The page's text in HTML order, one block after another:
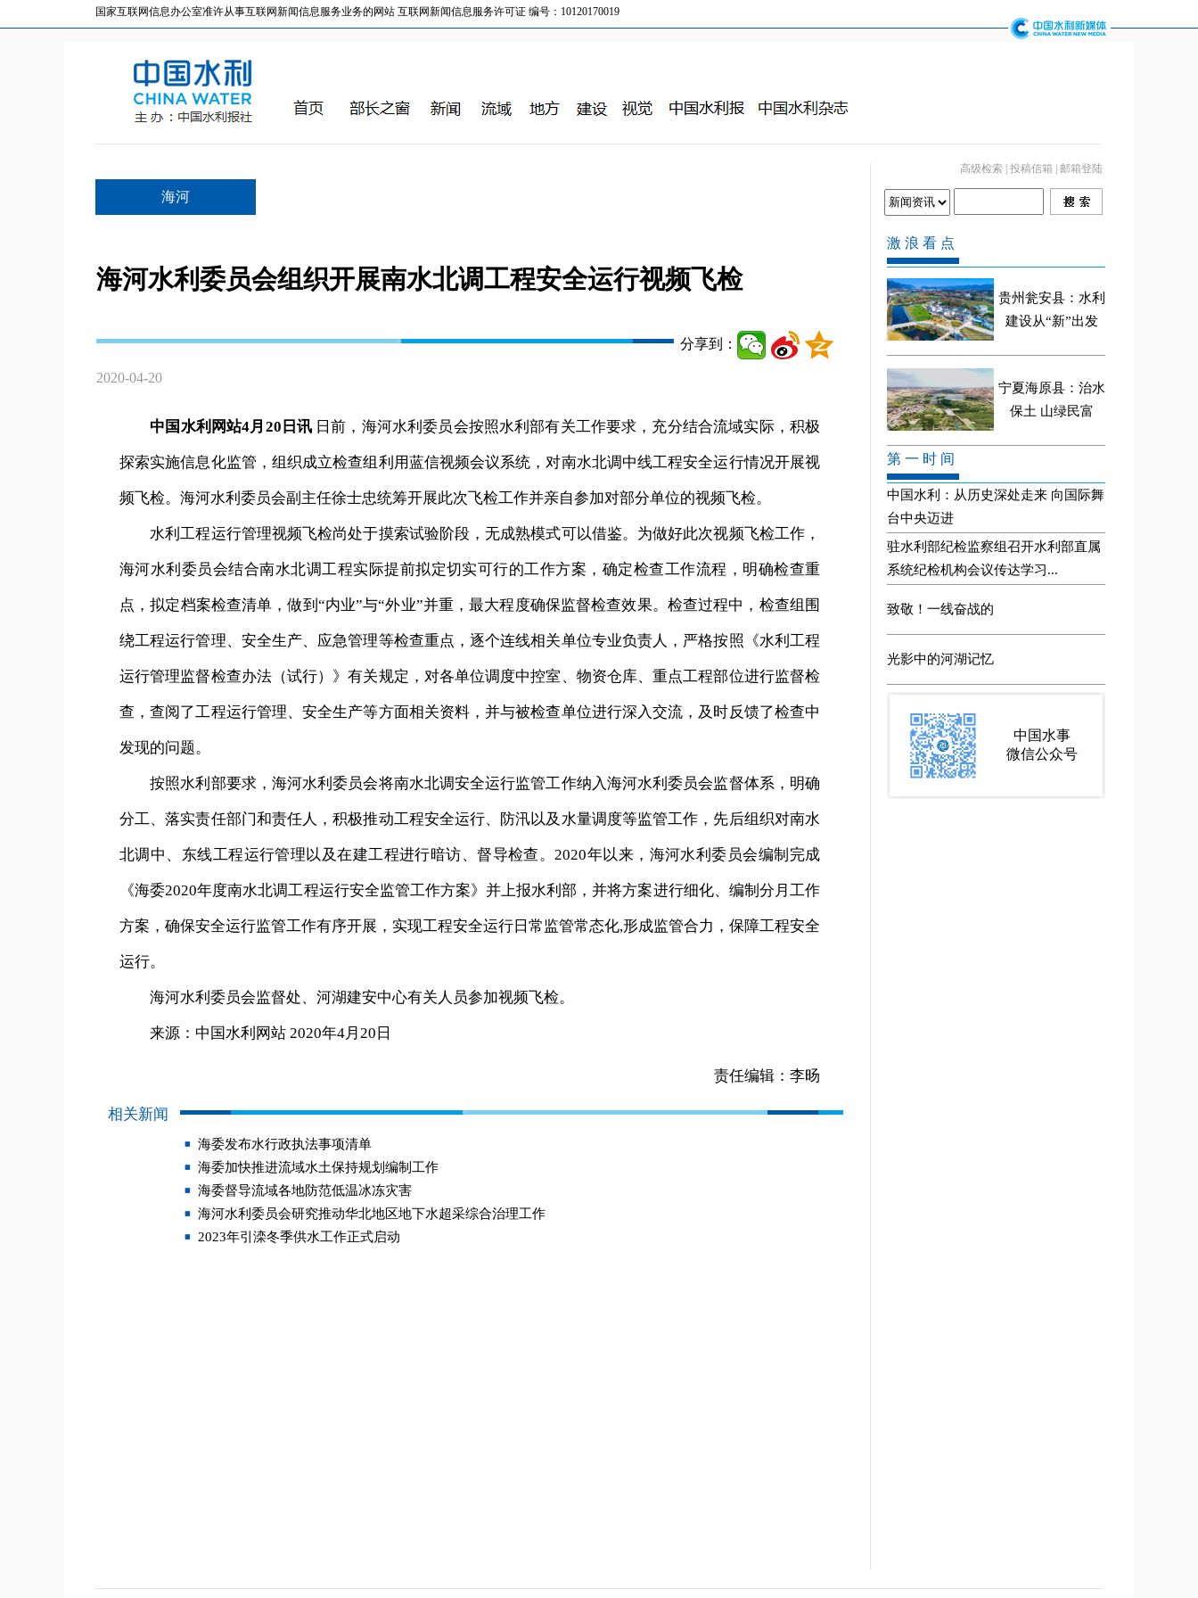
国家互联网信息办公室准许从事互联网新闻信息服务业务的网站 互联网新闻信息服务许可证 编号：10120170019
海河
高级检索 投稿信箱 邮箱登陆
海河水利委员会组织开展南水北调工程安全运行视频飞检
分享到：
2020-04-20
中国水利网站4月20日讯日前，海河水利委员会按照水利部有关工作要求，充分结合流域实际，积极
探索实施信息化监管，组织成立检查组利用蓝信视频会议系统，对南水北调中线工程安全运行情况开展视
频飞检。海河水利委员会副主任徐士忠统筹开展此次飞检工作并亲自参加对部分单位的视频飞检。
水利工程运行管理视频飞检尚处于摸索试验阶段，无成熟模式可以借鉴。为做好此次视频飞检工作，
海河水利委员会结合南水北调工程实际提前拟定切实可行的工作方案，确定检查工作流程，明确检查重
点，拟定档案检查清单，做到“内业”与“外业”并重，最大程度确保监督检查效果。检查过程中，检查组围
绕工程运行管理、安全生产、应急管理等检查重点，逐个连线相关单位专业负责人，严格按照《水利工程
运行管理监督检查办法（试行）》有关规定，对各单位调度中控室、物资仓库、重点工程部位进行监督检
查，查阅了工程运行管理、安全生产等方面相关资料，并与被检查单位进行深入交流，及时反馈了检查中
发现的问题。
按照水利部要求，海河水利委员会将南水北调安全运行监管工作纳入海河水利委员会监督体系，明确
分工、落实责任部门和责任人，积极推动工程安全运行、防汛以及水量调度等监管工作，先后组织对南水
北调中、东线工程运行管理以及在建工程进行暗访、督导检查。2020年以来，海河水利委员会编制完成
《海委2020年度南水北调工程运行安全监管工作方案》并上报水利部，并将方案进行细化、编制分月工作
方案，确保安全运行监管工作有序开展，实现工程安全运行日常监管常态化,形成监管合力，保障工程安全
运行。
海河水利委员会监督处、河湖建安中心有关人员参加视频飞检。
来源：中国水利网站 2020年4月20日
责任编辑：李旸
相关新闻
海委发布水行政执法事项清单
海委加快推进流域水土保持规划编制工作
海委督导流域各地防范低温冰冻灾害
海河水利委员会研究推动华北地区地下水超采综合治理工作
2023年引滦冬季供水工作正式启动